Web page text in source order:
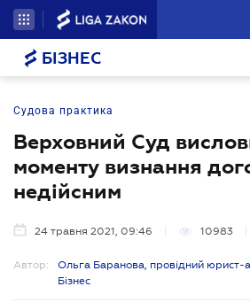
БІЗНЕС
Судова практика
Верховний Суд
моменту визнання
недійсним
24 травня 2021, 09:46 10983
Автор:
Ольга Баранова, провідний юрист-
Бізнес